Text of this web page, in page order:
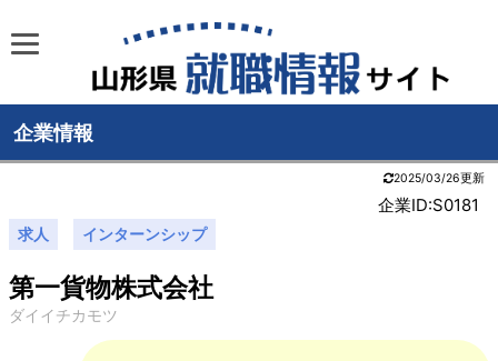
企業情報
2025/03/26更新
企業ID:S0181
求人 インターンシップ
第一貨物株式会社
ダイイチカモツ